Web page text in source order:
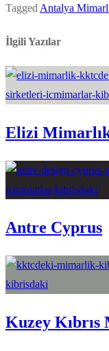
Tagged Antalya
İlgili Yazılar
Elizi
Antre Cyprus
Kuzey